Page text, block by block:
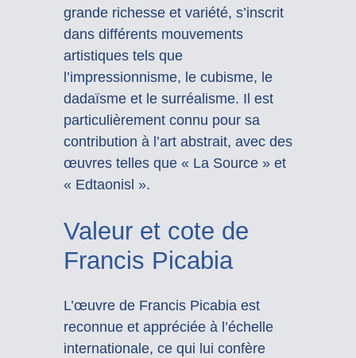
grande richesse et variété, s’inscrit
dans différents mouvements
artistiques tels que
l’impressionnisme, le cubisme, le
dadaïsme et le surréalisme. Il est
particulièrement connu pour sa
contribution à l’art abstrait, avec des
œuvres telles que « La Source » et
« Edtaonisl ».
Valeur et cote de
Francis Picabia
L’œuvre de Francis Picabia est
reconnue et appréciée à l’échelle
internationale, ce qui lui confère